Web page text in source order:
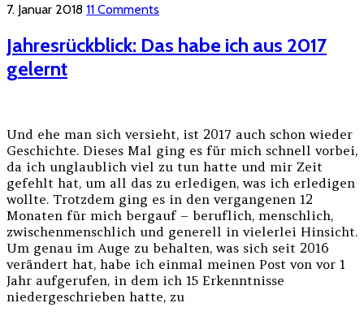
7. Januar 2018 11 Comments
Jahresrückblick: Das habe ich aus 2017
gelernt
Und ehe man sich versieht, ist 2017 auch schon wieder
Geschichte. Dieses Mal ging es für mich schnell vorbei,
da ich unglaublich viel zu tun hatte und mir Zeit
gefehlt hat, um all das zu erledigen, was ich erledigen
wollte. Trotzdem ging es in den vergangenen 12
Monaten für mich bergauf – beruflich, menschlich,
zwischenmenschlich und generell in vielerlei Hinsicht.
Um genau im Auge zu behalten, was sich seit 2016
verändert hat, habe ich einmal meinen Post von vor 1
Jahr aufgerufen, in dem ich 15 Erkenntnisse
niedergeschrieben hatte, zu